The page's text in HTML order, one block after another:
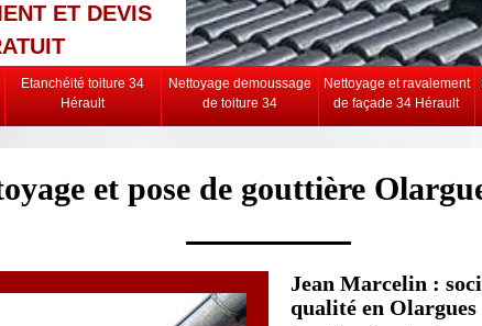
ET DEVIS
Etanchéité toiture 34
Hérault
Nettoyage demoussage
de toiture 34
Nettoyage et ravalement
de façade 34 Hérault
et pose de gouttière
Jean Marcelin :
qualité en Olargues